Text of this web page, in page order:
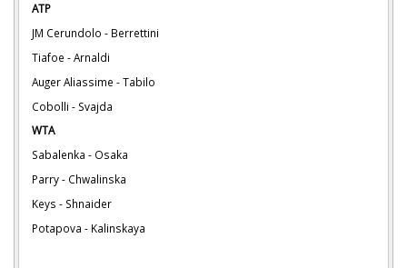
ATP
JM Cerundolo - Berrettini
Tiafoe - Arnaldi
Auger Aliassime - Tabilo
Cobolli - Svajda
WTA
Sabalenka - Osaka
Parry - Chwalinska
Keys - Shnaider
Potapova - Kalinskaya